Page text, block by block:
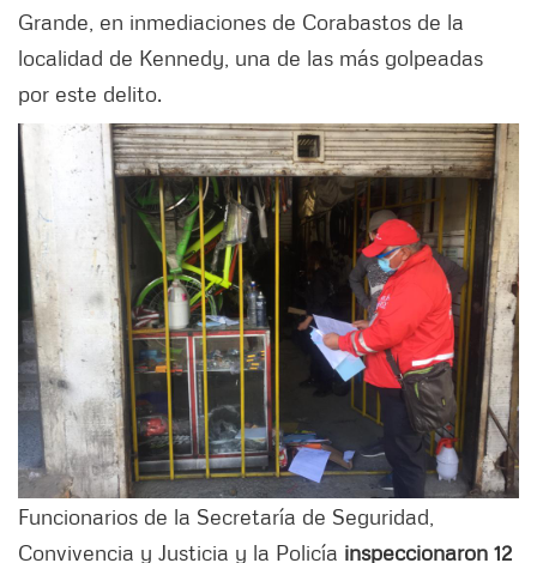
Grande, en inmediaciones de Corabastos de la
localidad de Kennedy, una de las más golpeadas
por este delito.
Funcionarios de la Secretaría de Seguridad,
Convivencia y Justicia y la Policía inspeccionaron 12